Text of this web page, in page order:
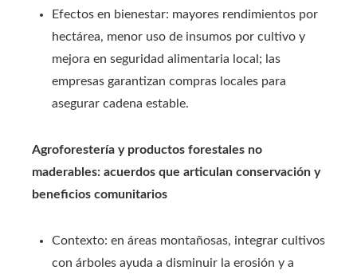
Efectos en bienestar: mayores rendimientos por
hectárea, menor uso de insumos por cultivo y
mejora en seguridad alimentaria local; las
empresas garantizan compras locales para
asegurar cadena estable.
Agroforestería y productos forestales no
maderables: acuerdos que articulan conservación y
beneficios comunitarios
Contexto: en áreas montañosas, integrar cultivos
con árboles ayuda a disminuir la erosión y a